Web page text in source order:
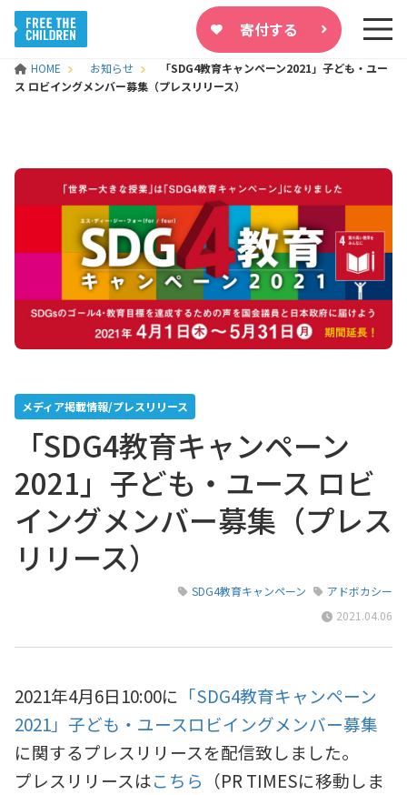
寄付する
HOME お知らせ
「SDG4教育キャンペーン2021」子ども・ユー
ス ロビイングメンバー募集（プレスリリース）
メディア掲載情報/プレスリリース
「SDG4教育キャンペーン
2021」子ども・ユース ロビ
イングメンバー募集（プレス
リリース）
SDG4教育キャンペーン
アドボカシー
2021.04.06
2021年4月6日10:00に 「SDG4教育キャンペーン
2021」子ども・ユースロビイングメンバー募集
に関するプレスリリースを配信致しました。
プレスリリースはこちら （PR TIMESに移動しま